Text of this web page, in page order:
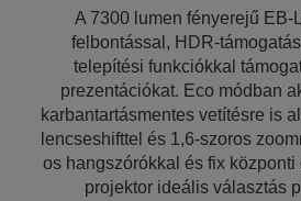
A 7300 lumen fényerejű EB-
felbontással, HDR-
telepítési funkciókkal
prezentációkat. Eco módban
karbantartásmentes vetítésre is
lencseshifttel és 1,6-szoros
os hangszórókkal és fix
projektor ideális választás